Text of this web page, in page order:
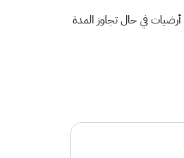
الصادر، وسيتم احتساب رسوم أرضيات في حال تجاوز المدة